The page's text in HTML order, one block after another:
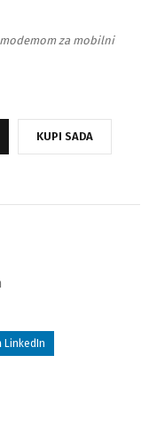
za mobilni
KUPI SADA
LinkedIn